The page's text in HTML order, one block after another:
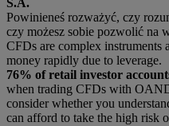
S.A.
Powinieneś rozważyć, czy
czy możesz sobie pozwolić na
CFDs are complex
money rapidly due to leverage.
76% of retail investor
when trading CFDs with
consider whether you
can afford to take the high risk